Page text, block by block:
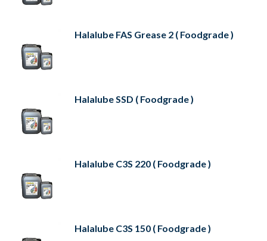
Halalube FAS Grease 2 ( Foodgrade )
Halalube SSD ( Foodgrade )
Halalube C3S 220 ( Foodgrade )
Halalube C3S 150 ( Foodgrade )